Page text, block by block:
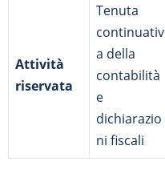
Attività
riservata
Tenuta
continuativ
a della
contabilità
e
dichiarazio
ni fiscali